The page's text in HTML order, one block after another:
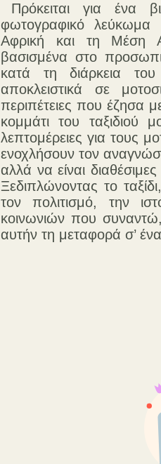
Πρόκειται για ένα
φωτογραφικό λεύκωμα
Αφρική και τη Μέση
βασισμένα στο
κατά τη διάρκεια
αποκλειστικά σε
περιπέτειες που έζησα
κομμάτι του ταξιδιού
λεπτομέρειες για τους
ενοχλήσουν τον
αλλά να είναι
Ξεδιπλώνοντας το
τον πολιτισμό, την
κοινωνιών που
αυτήν τη μεταφορά σ’